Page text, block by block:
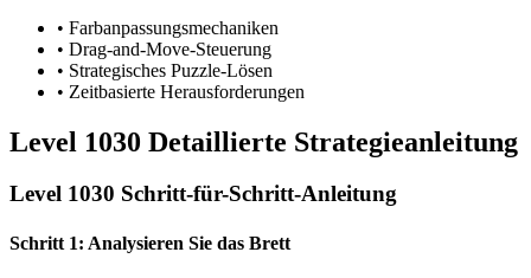
• Farbanpassungsmechaniken
• Drag-and-Move-Steuerung
• Strategisches Puzzle-Lösen
• Zeitbasierte Herausforderungen
Level 1030 Detaillierte Strategieanleitung
Level 1030 Schritt-für-Schritt-Anleitung
Schritt 1: Analysieren Sie das Brett